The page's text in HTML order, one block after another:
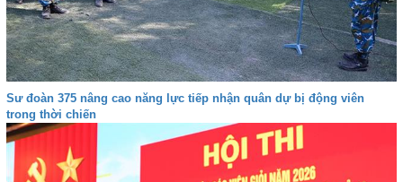
Sư đoàn 375 nâng cao năng lực tiếp nhận quân dự bị động viên
trong thời chiến